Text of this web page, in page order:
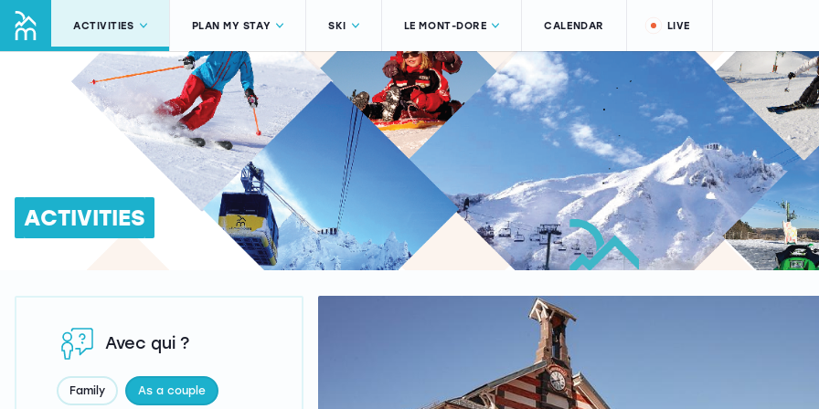
ACTIVITIES PLAN MY STAY SKI LE MONT-DORE CALENDAR LIVE
ACTIVITIES
Avec qui ?
Family As a couple